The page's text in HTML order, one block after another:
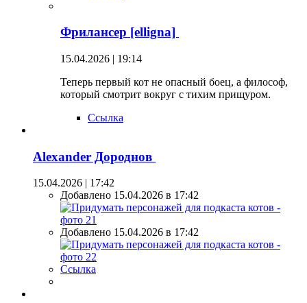
Фрилансер [elligna]
15.04.2026 | 19:14
Теперь первый кот не опасный боец, а философ,
который смотрит вокруг с тихим прищуром.
Ссылка
Alexander Дороднов
15.04.2026 | 17:42
Добавлено 15.04.2026 в 17:42
Добавлено 15.04.2026 в 17:42
Ссылка